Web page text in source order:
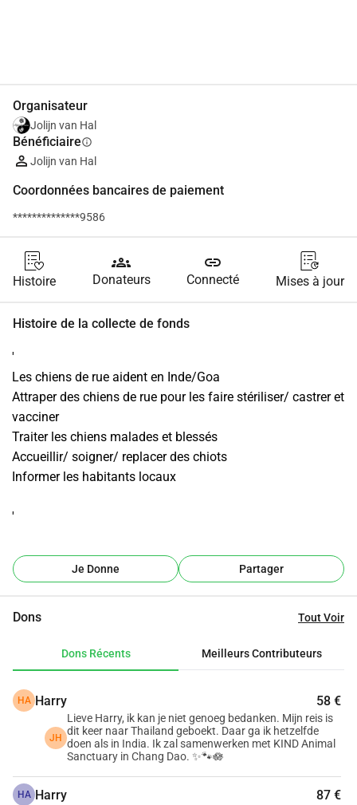
Organisateur
Jolijn van Hal
Bénéficiaireinfo
Jolijn van Hal
Coordonnées bancaires de paiement
**************9586
Histoire
groups
Donateurs
link
Connecté Mises à jour
Histoire de la collecte de fonds
'
Les chiens de rue aident en Inde/Goa
Attraper des chiens de rue pour les faire stériliser/ castrer et
vacciner
Traiter les chiens malades et blessés
Accueillir/ soigner/ replacer des chiots
Informer les habitants locaux
'
Je Donne Partager
Dons Tout Voir
Dons Récents Meilleurs Contributeurs
HA Harry 58 €
JH
Lieve Harry, ik kan je niet genoeg bedanken. Mijn reis is
dit keer naar Thailand geboekt. Daar ga ik hetzelfde
doen als in India. Ik zal samenwerken met KIND Animal
Sanctuary in Chang Dao. ✨🐾🪷
HA Harry 87 €